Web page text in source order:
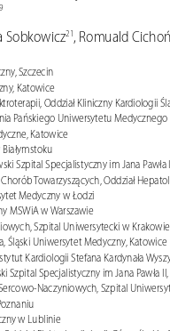
Sobkowicz21 , Romuald
Szczecin
Katowice
Oddział Kliniczny Kardiologii
Pańskiego Uniwersytetu
Katowice
Szpital Specjalistyczny im Jana Pawła
Chorób Towarzyszących, Oddział
Medyczny w Łodzi
MSWiA w Warszawie
Szpital Uniwersytecki w Krakowie
Śląski Uniwersytet Medyczny, Katowice
Kardiologii Stefana Kardynała
Szpital Specjalistyczny im Jana Pawła
Naczyniowych, Szpital
w Lublinie